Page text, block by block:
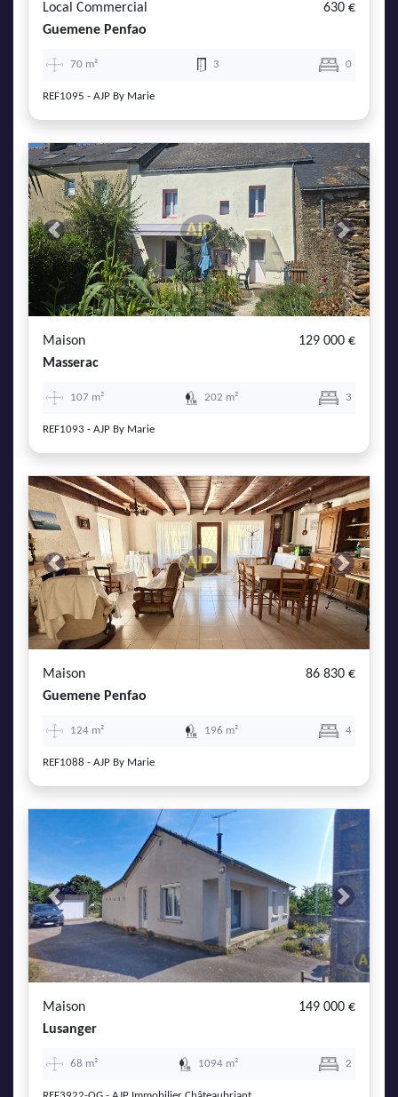
Local Commercial
630 €
Guemene Penfao
70 m² 3 0
REF1095 - AJP By Marie
Previous Next
Maison
129 000 €
Masserac
107 m² 202 m² 3
REF1093 - AJP By Marie
Previous Next
Maison
86 830 €
Guemene Penfao
124 m² 196 m² 4
REF1088 - AJP By Marie
Previous Next
Maison
149 000 €
Lusanger
68 m² 1094 m² 2